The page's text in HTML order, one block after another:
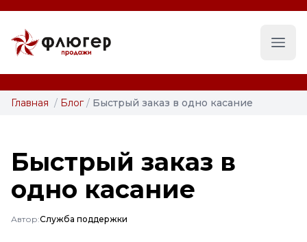
Главная / Блог / Быстрый заказ в одно касание
Быстрый заказ в
одно касание
Автор:Служба поддержки